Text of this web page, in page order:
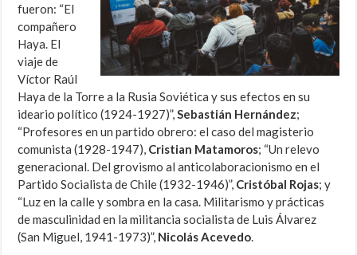
fueron: “El
compañero
Haya. El
viaje de
Víctor Raúl
Haya de la Torre a la Rusia Soviética y sus efectos en su
ideario político (1924-1927)”,Sebastián Hernández;
“Profesores en un partido obrero: el caso del magisterio
comunista (1928-1947), Cristian Matamoros; “Un relevo
generacional. Del grovismo al anticolaboracionismo en el
Partido Socialista de Chile (1932-1946)”, Cristóbal Rojas; y
“Luz en la calle y sombra en la casa. Militarismo y prácticas
de masculinidad en la militancia socialista de Luis Álvarez
(San Miguel, 1941-1973)”, Nicolás Acevedo.